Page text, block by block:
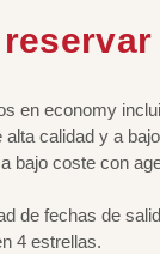
en economy
alta calidad y a
bajo coste con
de fechas de
4 estrellas.